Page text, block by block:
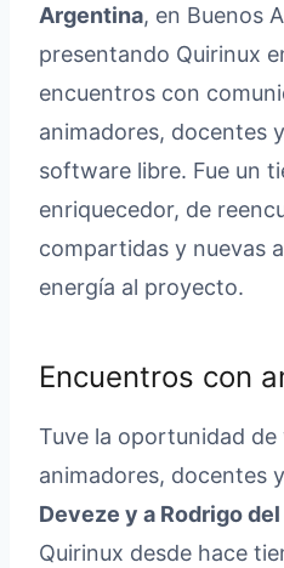
Argentina, en Buenos
presentando Quirinux
encuentros con
animadores, docentes
software libre. Fue un
enriquecedor, de
compartidas y nuevas
energía al proyecto.
Encuentros con
Tuve la oportunidad
animadores, docentes
Deveze y a Rodrigo
Quirinux desde hace